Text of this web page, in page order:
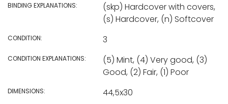
BINDING EXPLANATIONS:
(skp) Hardcover with covers,
(s) Hardcover, (n) Softcover
CONDITION: 3
CONDITION EXPLANATIONS:
(5) Mint, (4) Very good, (3)
Good, (2) Fair, (1) Poor
DIMENSIONS: 44,5x30